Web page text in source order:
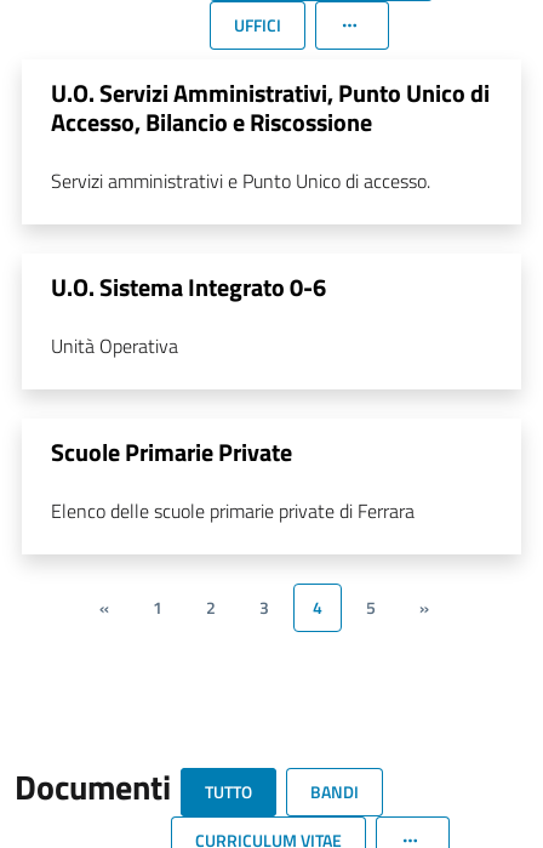
UFFICI
U.O. Servizi Amministrativi, Punto Unico di
Accesso, Bilancio e Riscossione
Servizi amministrativi e Punto Unico di accesso.
U.O. Sistema Integrato 0-6
Unità Operativa
Scuole Primarie Private
Elenco delle scuole primarie private di Ferrara
« 1 2 3 4 5 »
Documenti TUTTO
BANDI
CURRICULUM VITAE